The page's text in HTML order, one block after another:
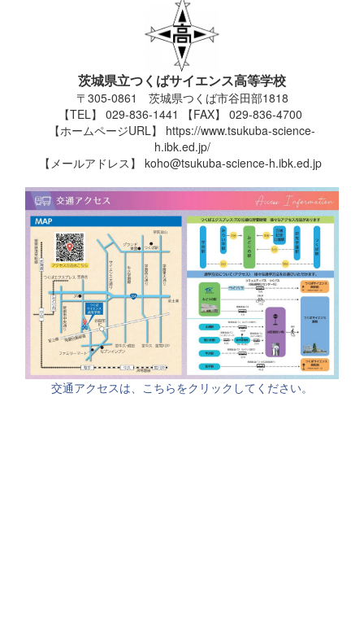
茨城県立つくばサイエンス高等学校
〒305-0861 茨城県つくば市谷田部1818
【TEL】 029-836-1441 【FAX】 029-836-4700
【ホームページURL】 https://www.tsukuba-science-
h.ibk.ed.jp/
【メールアドレス】 koho@tsukuba-science-h.ibk.ed.jp
交通アクセスは、こちらをクリックしてください。